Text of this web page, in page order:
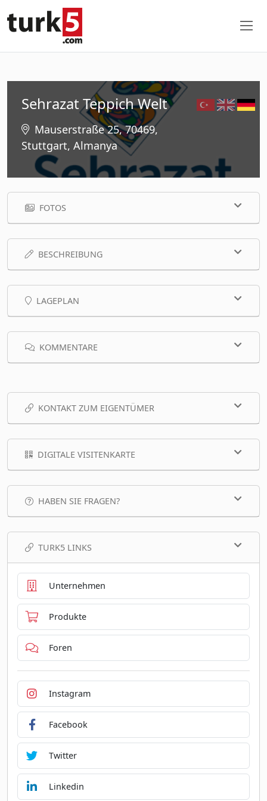
Sehrazat Teppich Welt
Mauserstraße 25, 70469,
Stuttgart, Almanya
FOTOS
BESCHREIBUNG
LAGEPLAN
KOMMENTARE
KONTAKT ZUM EIGENTÜMER
DIGITALE VISITENKARTE
HABEN SIE FRAGEN?
TURK5 LINKS
Unternehmen
Produkte
Foren
Instagram
Facebook
Twitter
Linkedin